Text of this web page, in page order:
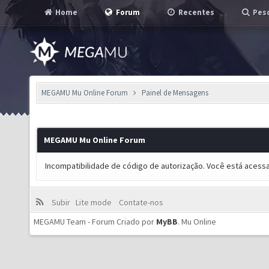
Home Forum Recentes
MEGAMU Mu Online Forum Painel de Mensagens
MEGAMU Mu Online Forum
Incompatibilidade de código de autorização. Você está
Subir Lite mode
Contate-nos
MEGAMU Team - Forum Criado por MyBB. Mu Online